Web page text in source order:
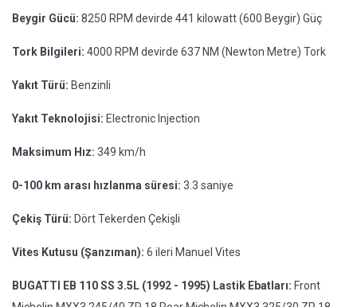
Beygir Gücü: 8250 RPM devirde 441 kilowatt (600 Beygir) Güç
Tork Bilgileri: 4000 RPM devirde 637 NM (Newton Metre) Tork
Yakıt Türü: Benzinli
Yakıt Teknolojisi: Electronic Injection
Maksimum Hız: 349 km/h
0-100 km arası hızlanma süresi: 3.3 saniye
Çekiş Türü: Dört Tekerden Çekişli
Vites Kutusu (Şanzıman): 6 ileri Manuel Vites
BUGATTI EB 110 SS 3.5L (1992 - 1995) Lastik Ebatları: Front